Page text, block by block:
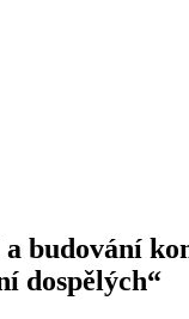
budování
dospělých“